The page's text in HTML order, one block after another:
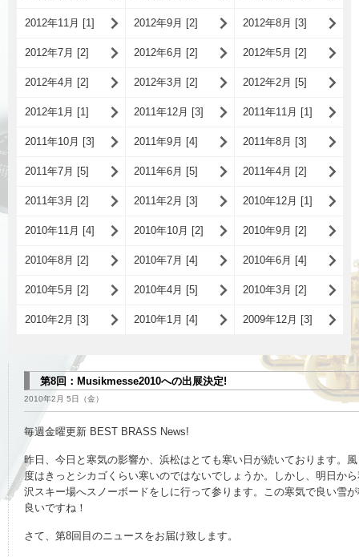
2012年11月 [1] 2012年9月 [2] 2012年8月 [3]
2012年7月 [2] 2012年6月 [2] 2012年5月 [2]
2012年4月 [2] 2012年3月 [2] 2012年2月 [5]
2012年1月 [1] 2011年12月 [3] 2011年11月 [1]
2011年10月 [3] 2011年9月 [4] 2011年8月 [3]
2011年7月 [5] 2011年6月 [5] 2011年4月 [2]
2011年3月 [2] 2011年2月 [3] 2010年12月 [1]
2010年11月 [4] 2010年10月 [2] 2010年9月 [2]
2010年8月 [2] 2010年7月 [4] 2010年6月 [4]
2010年5月 [2] 2010年4月 [5] 2010年3月 [2]
2010年2月 [3] 2010年1月 [4] 2009年12月 [3]
第8回：Musikmesse2010への出展決定!
2010年2月 5日（金）
毎週金曜更新 BEST BRASS News!
昨日、今日と寒気の影響か、浜松はとても寒い日が続いております。
度はきっとシカゴくらい寒いのではないでしょうか。しかし、明日か
沢スキー場へスノーボードをしに行って参ります。この寒気で良い雪
良いですね！
さて、第8回目のニュースをお届け致します。